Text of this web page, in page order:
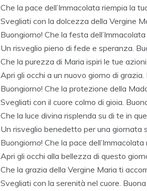
Che la pace dell’Immacolata riempia la
Svegliati con la dolcezza della Vergine
Buongiorno! Che la festa
Un risveglio pieno di fede e speranza.
Che la purezza di Maria ispiri le tue
Apri gli occhi a un nuovo giorno di grazia.
Buongiorno! Che la protezione della
Svegliati con il cuore colmo di gioia.
Che la luce divina risplenda su di te in
Un risveglio benedetto per una giornata
Buongiorno! Che la pace dell’Immacolata
Apri gli occhi alla bellezza di questo
Che la grazia della Vergine Maria ti
Svegliati con la serenità nel cuore.